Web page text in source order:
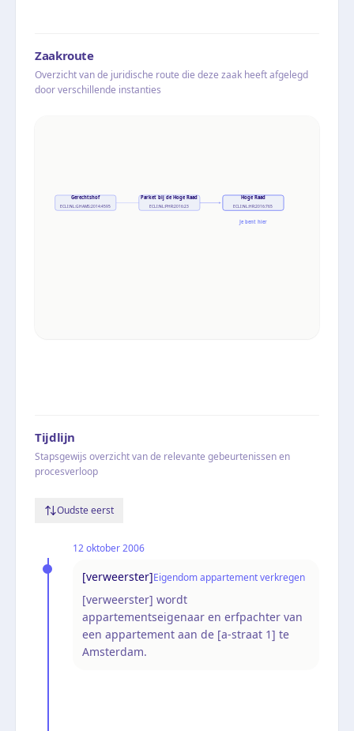
Zaakroute
Overzicht van de juridische route die deze zaak heeft afgelegd
door verschillende instanties
Gerechtshof
ECLI:NL:GHAMS:2014:4595
Parket bij de Hoge Raad
ECLI:NL:PHR:2016:23
Hoge Raad
ECLI:NL:HR:2016:765
Je bent hier
Tijdlijn
Stapsgewijs overzicht van de relevante gebeurtenissen en
procesverloop
Oudste eerst
12 oktober 2006
[verweerster]Eigendom appartement verkregen
[verweerster] wordt
appartementseigenaar en erfpachter van
een appartement aan de [a-straat 1] te
Amsterdam.